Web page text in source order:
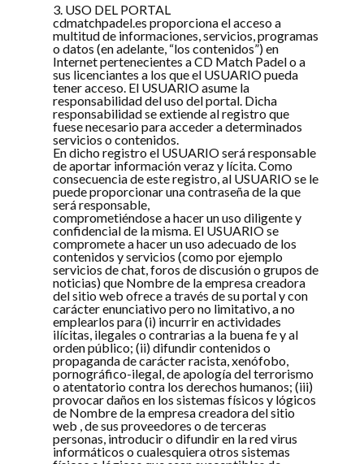
3. USO DEL PORTAL
cdmatchpadel.es proporciona el acceso a
multitud de informaciones, servicios, programas
o datos (en adelante, “los contenidos”) en
Internet pertenecientes a CD Match Padel o a
sus licenciantes a los que el USUARIO pueda
tener acceso. El USUARIO asume la
responsabilidad del uso del portal. Dicha
responsabilidad se extiende al registro que
fuese necesario para acceder a determinados
servicios o contenidos.
En dicho registro el USUARIO será responsable
de aportar información veraz y lícita. Como
consecuencia de este registro, al USUARIO se le
puede proporcionar una contraseña de la que
será responsable,
comprometiéndose a hacer un uso diligente y
confidencial de la misma. El USUARIO se
compromete a hacer un uso adecuado de los
contenidos y servicios (como por ejemplo
servicios de chat, foros de discusión o grupos de
noticias) que Nombre de la empresa creadora
del sitio web ofrece a través de su portal y con
carácter enunciativo pero no limitativo, a no
emplearlos para (i) incurrir en actividades
ilícitas, ilegales o contrarias a la buena fe y al
orden público; (ii) difundir contenidos o
propaganda de carácter racista, xenófobo,
pornográfico-ilegal, de apología del terrorismo
o atentatorio contra los derechos humanos; (iii)
provocar daños en los sistemas físicos y lógicos
de Nombre de la empresa creadora del sitio
web , de sus proveedores o de terceras
personas, introducir o difundir en la red virus
informáticos o cualesquiera otros sistemas